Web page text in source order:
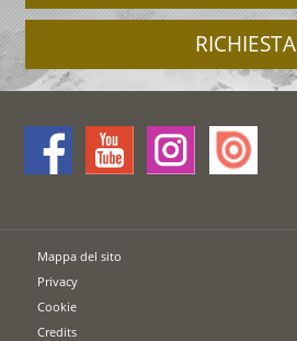
RICHIESTA
Mappa del sito
Privacy
Cookie
Credits